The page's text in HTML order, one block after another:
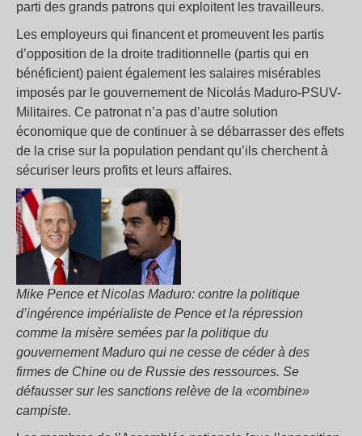
parti des grands patrons qui exploitent les travailleurs.
Les employeurs qui financent et promeuvent les partis
d’opposition de la droite traditionnelle (partis qui en
bénéficient) paient également les salaires misérables
imposés par le gouvernement de Nicolás Maduro-PSUV-
Militaires. Ce patronat n’a pas d’autre solution
économique que de continuer à se débarrasser des effets
de la crise sur la population pendant qu’ils cherchent à
sécuriser leurs profits et leurs affaires.
Mike Pence et Nicolas Maduro: contre la politique
d’ingérence impérialiste de Pence et la répression
comme la misère semées par la politique du
gouvernement Maduro qui ne cesse de céder à des
firmes de Chine ou de Russie des ressources. Se
défausser sur les sanctions relève de la «combine»
campiste.